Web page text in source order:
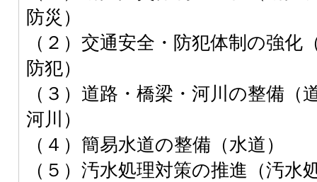
防災）
（２）交通安全・防犯体制の強化
防犯）
（３）道路・橋梁・河川の整備（
河川）
（４）簡易水道の整備（水道）
（５）汚水処理対策の推進（汚水